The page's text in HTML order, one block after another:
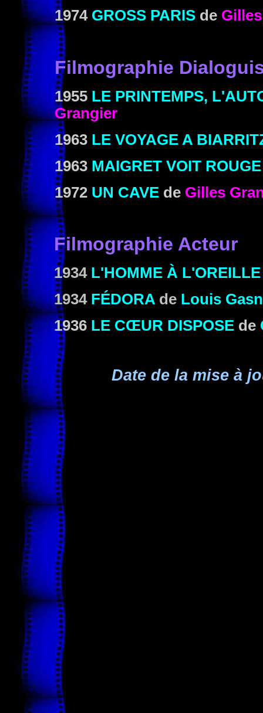
1974 GROSS PARIS de
Filmographie
1955 LE PRINTEMPS,
Grangier
1963 LE VOYAGE A
1963 MAIGRET VOIT ROUGE
1972 UN CAVE de Gilles
Filmographie Acteur
1934 L'HOMME À
1934 FÉDORA de Louis
1936 LE CŒUR DISPOSE de
Date de la mise à